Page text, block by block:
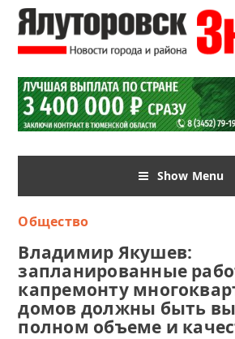
Show Menu
Общество
Владимир Якушев:
запланированные
капремонту
домов должны быть
полном объеме и